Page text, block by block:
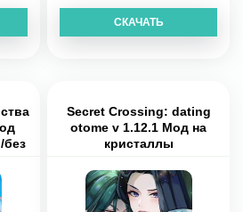
СКАЧАТЬ
без
Secret Crossing: dating
otome v 1.12.1 Мод на
кристаллы